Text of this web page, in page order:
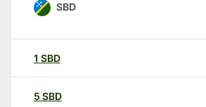
SBD
1 SBD
5 SBD